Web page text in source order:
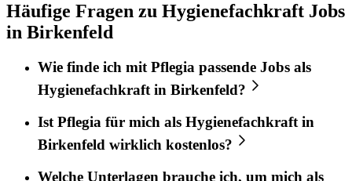
Häufige Fragen zu Hygienefachkraft Jobs
in Birkenfeld
Wie finde ich mitPflegia passende Jobs als
Hygienefachkraftin Birkenfeld?
Ist Pflegia für mich als Hygienefachkraft in
Birkenfeld wirklich kostenlos?
Welche Unterlagen brauche ich, um mich als